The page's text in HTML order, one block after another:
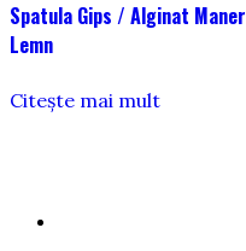
Spatula Gips / Alginat Maner
Lemn
Citește mai mult